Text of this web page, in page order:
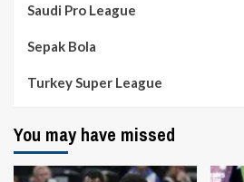
Saudi Pro League
Sepak Bola
Turkey Super League
You may have missed